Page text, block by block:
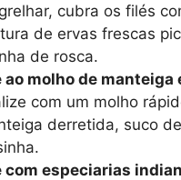
cubra os filés
de ervas frescas
de rosca.
ao molho de manteiga
com um molho
derretida, suco
com especiarias